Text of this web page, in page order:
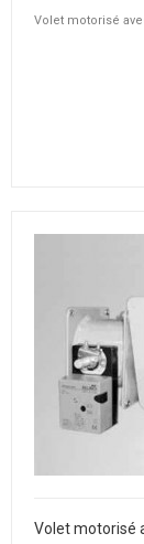
Volet motorisé
Volet motorisé